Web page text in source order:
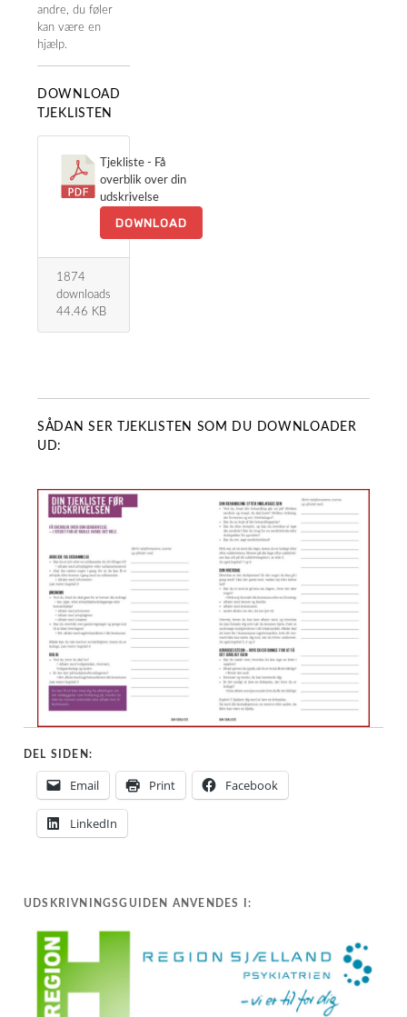
andre, du føler
kan være en
hjælp.
DOWNLOAD
TJEKLISTEN
Tjekliste - Få
overblik over din
udskrivelse
DOWNLOAD
1874
downloads
44.46 KB
SÅDAN SER TJEKLISTEN SOM DU DOWNLOADER
UD:
DEL SIDEN:
Email Print Facebook
LinkedIn
UDSKRIVNINGSGUIDEN ANVENDES I: